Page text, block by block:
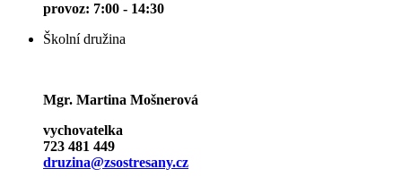
provoz: 7:00 - 14:30
Školní družina
Mgr. Martina Mošnerová
vychovatelka
723 481 449
druzina@zsostresany.cz